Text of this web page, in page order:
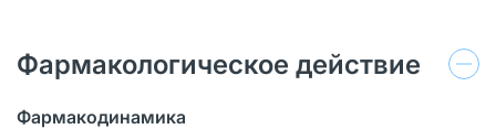
Фармакологическое действие
Фармакодинамика